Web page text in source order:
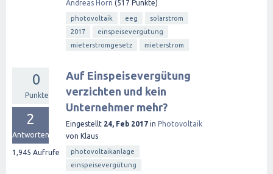
Andreas Horn (517 Punkte)
photovoltaik eeg
solarstrom
2017
einspeisevergütung
mieterstromgesetz
mieterstrom
0
Punkte
2
Antworten
1,945 Aufrufe
Auf Einspeisevergütung
verzichten und kein
Unternehmer mehr?
Eingestellt 24, Feb 2017 in Photovoltaik
von Klaus
photovoltaikanlage
einspeisevergütung